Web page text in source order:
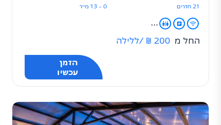
21 חדרים 0 - 13 מ״ר
...
החל מ 200 ₪ /ללילה
הזמן
עכשיו